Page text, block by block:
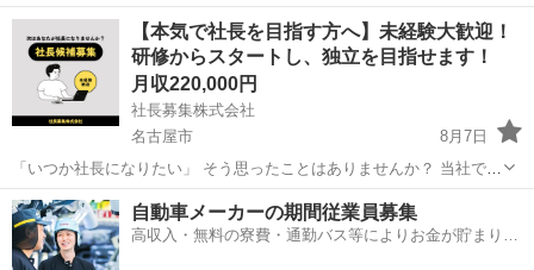
わりにくくする素材で、船内の温度を保ち、安全で快適な環境づくり
に欠かせない役割を担っています。 作業は決められた手順に沿って進
めるため、未経験の方でも基礎か...
愛知 豊橋市 老津駅 その他
【本気で社長を目指す方へ】未経験大歓迎！
研修からスタートし、独立を目指せます！
月収220,000円
社長募集株式会社
名古屋市
8月7日
「いつか社長になりたい」 そう思ったことはありませんか？ 当社で
は、未経験から経営者を目指す方を募集しています。 現在活躍してい
る社長の中にも、最初は経験がなかった方がたくさんいます。 【まず
はここからス...
愛知 名古屋市 その他 未経験
自動車メーカーの期間従業員募集
高収入・無料の寮費・通勤バス等によりお金が貯まりや